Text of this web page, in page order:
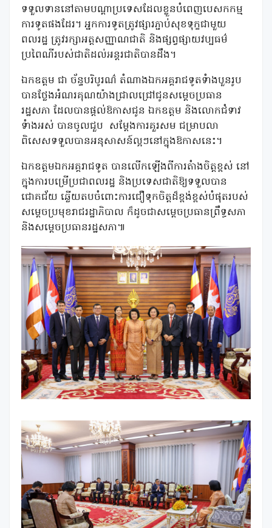
ទទួលទាននៅតាមបណ្តាប្រទេសដែលខ្លួនបំពេញបេសកកម្ម
ការទូតផងដែរ។ អ្នកការទូតត្រូវផ្សារភ្ជាប់សុខទុក្ខជាមួយ
ពលរដ្ឋ ត្រូវរក្សាអត្តសញ្ញាណជាតិ និងផ្សព្វផ្សាយវប្បធម៌
ប្រពៃណីរបស់ជាតិដល់អន្តរជាតិបានដឹង។
ឯកឧត្តម ជា ច័ន្ទបរិបូរណ៌ តំណាងឯកអគ្គរាជទូតទំាងបួនរូប
បានថ្លែងអំណរគុណយ៉ាងជ្រាលជ្រៅជូនសម្តេចប្រធាន
រដ្ឋសភា ដែលបានផ្តល់ឱកាសជូន ឯកឧត្តម និងលោកជំទាវ
ទំាងអស់ បានចូលជួប សម្តែងការគួរសម ជម្រាបលា
ពិសេសទទួលបានអនុសាសន៍ល្អៗនៅក្នុងឱកាសនេះ។
ឯកឧត្តមឯកអគ្គរាជទូត បានលើកឡើងពីការតំាងចិត្តខ្ពស់ នៅ
ក្នុងការបម្រើប្រជាពលរដ្ឋ និងប្រទេសជាតិឱ្យទទួលបាន
ជោគជ័យ ឆ្លើយតបចំពោះការជឿទុកចិត្តដ៏ខ្ពង់ខ្ពស់បំផុតរបស់
សម្តេចប្រមុខរាជរដ្ឋាភិបាល ក៏ដូចជាសម្តេចប្រធានព្រឹទ្ធសភា
និងសម្តេចប្រធានរដ្ឋសភា៕